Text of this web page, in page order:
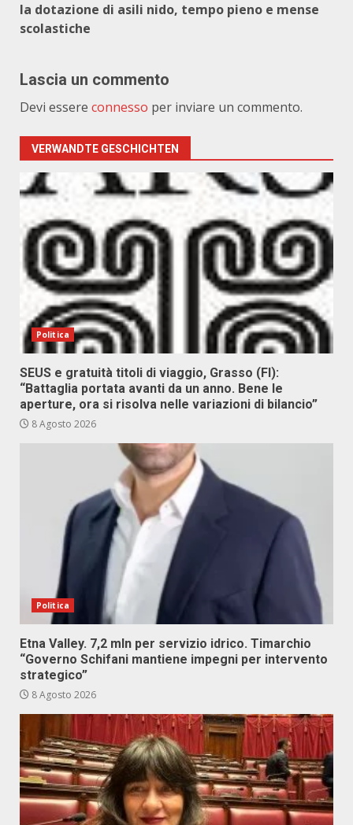
la dotazione di asili nido, tempo pieno e mense
scolastiche
Lascia un commento
Devi essere connesso per inviare un commento.
VERWANDTE GESCHICHTEN
Politica
SEUS e gratuità titoli di viaggio, Grasso (FI):
“Battaglia portata avanti da un anno. Bene le
aperture, ora si risolva nelle variazioni di bilancio”
8 Agosto 2026
Politica
Etna Valley. 7,2 mln per servizio idrico. Timarchio
“Governo Schifani mantiene impegni per intervento
strategico”
8 Agosto 2026